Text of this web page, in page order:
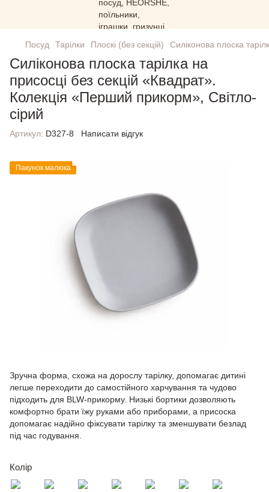
Посуд Тарілки Плоскі (без секцій) Силіконова плоска
Силіконова плоска тарілка на
присосці без секцій «Квадрат».
Колекція «Перший прикорм», Світло-
сірий
Артикул: D327-8 Написати відгук
Пакунок малюка
Зручна форма, схожа на дорослу тарілку, допомагає дитині
легше переходити до самостійного харчування та чудово
підходить для BLW-прикорму. Низькі бортики дозволяють
комфортно брати їжу руками або приборами, а присоска
допомагає надійно фіксувати тарілку та зменшувати безлад
під час годування.
Колір